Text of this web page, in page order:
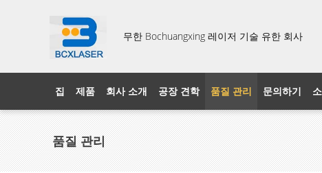
무한 Bochuangxing 레이저 기술 유한 회사
집 제품 회사 소개 공장 견학 품질 관리 문의하기
품질 관리